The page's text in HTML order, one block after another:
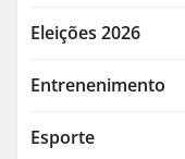
Eleições 2026
Entrenenimento
Esporte